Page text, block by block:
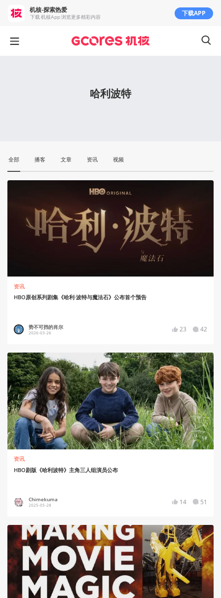
哈利波特
全部 播客 文章 资讯 视频
资讯
HBO原创系列剧集《哈利·波特与魔法石》公布首个预告
势不可挡的肖尔
2026-03-26 23 42
资讯
HBO剧版《哈利波特》主角三人组演员公布
Chimekuma
2025-05-28 14 51
机核-探索热爱
下载 机核App 浏览更多精彩内容 下载APP